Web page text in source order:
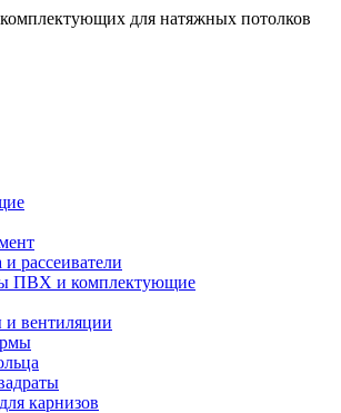
для натяжных потолков
и рассеиватели
ПВХ и комплектующие
вентиляции
карнизов